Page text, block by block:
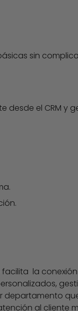
sin
desde el CRM y
facilita la
departamento
al cliente